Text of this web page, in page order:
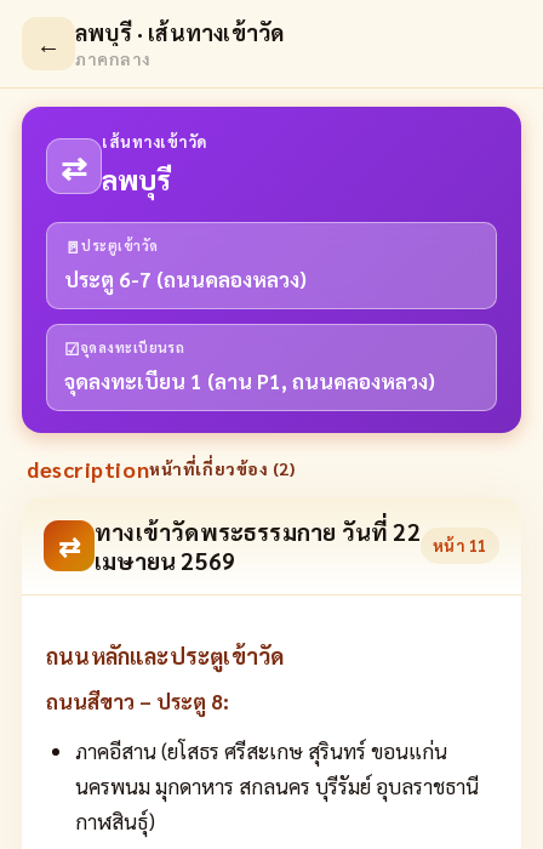
← ลพบุรี · เส้นทางเข้าวัด
ภาคกลาง
⇄
เส้นทางเข้าวัด
ลพบุรี
🚪ประตูเข้าวัด
ประตู 6-7 (ถนนคลองหลวง)
☑จุดลงทะเบียนรถ
จุดลงทะเบียน 1 (ลาน P1, ถนนคลองหลวง)
descriptionหน้าที่เกี่ยวข้อง (2)
⇄ ทางเข้าวัดพระธรรมกาย วันที่ 22
เมษายน 2569
หน้า 11
ถนนหลักและประตูเข้าวัด
ถนนสีขาว – ประตู 8:
ภาคอีสาน (ยโสธร ศรีสะเกษ สุรินทร์ ขอนแก่น
นครพนม มุกดาหาร สกลนคร บุรีรัมย์ อุบลราชธานี
กาฬสินธุ์)